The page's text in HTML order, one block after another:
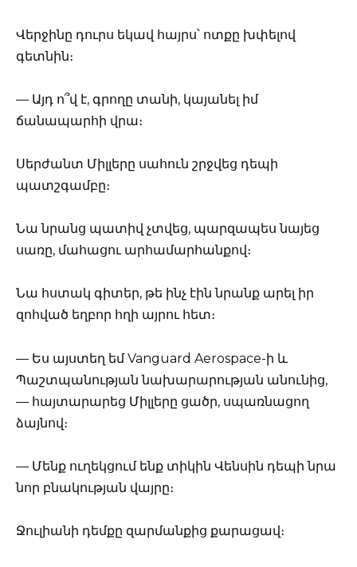
Վերջինը դուրս եկավ հայրս՝ ոտքը խփելով
գետնին։
— Այդ ո՞վ է, գրողը տանի, կայանել իմ
ճանապարհի վրա։
Սերժանտ Միլլերը սահուն շրջվեց դեպի
պատշգամբը։
Նա նրանց պատիվ չտվեց, պարզապես նայեց
սառը, մահացու արհամարհանքով։
Նա հստակ գիտեր, թե ինչ էին նրանք արել իր
զոհված եղբոր հղի այրու հետ։
— Ես այստեղ եմ Vanguard Aerospace-ի և
Պաշտպանության նախարարության անունից,
— հայտարարեց Միլլերը ցածր, սպառնացող
ձայնով։
— Մենք ուղեկցում ենք տիկին Վենսին դեպի նրա
նոր բնակության վայրը։
Ջուլիանի դեմքը զարմանքից քարացավ։